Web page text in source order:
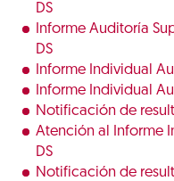
DS
Informe Auditoría
DS
Informe Individual
Informe Individual
Notificación de
Atención al Informe
DS
Notificación de